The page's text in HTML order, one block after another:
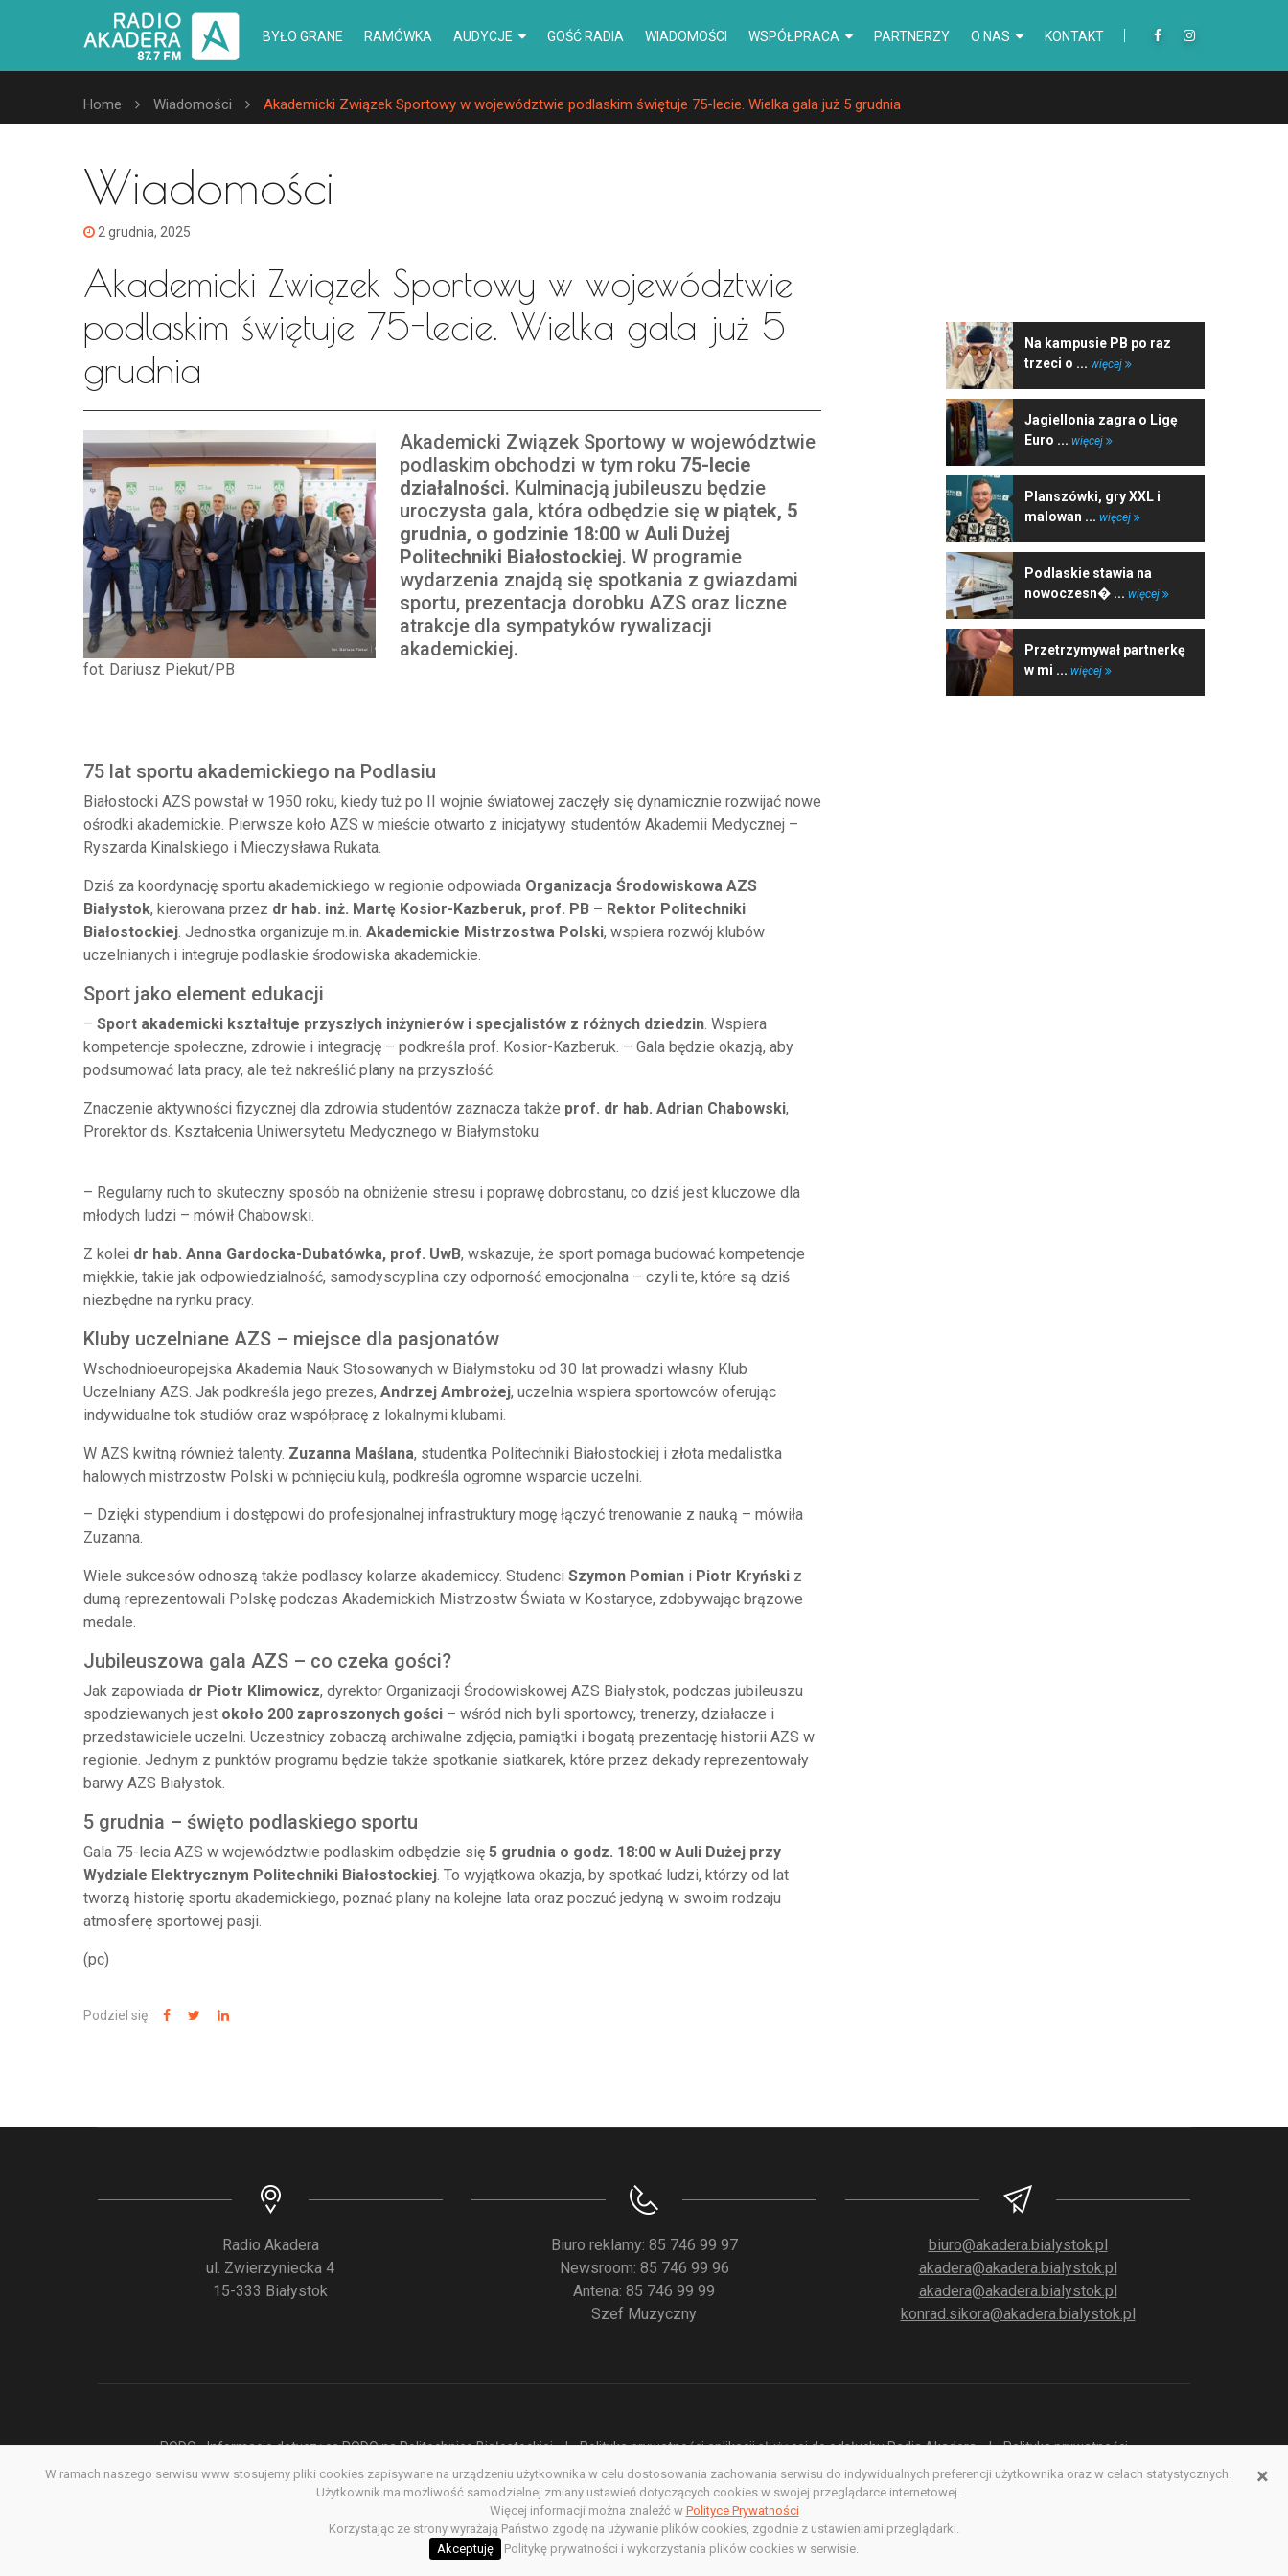
BYŁO GRANE RAMÓWKA AUDYCJE GOŚĆ RADIA WIADOMOŚCI WSPÓŁPRACA PARTNERZY O NAS KONTAKT
Home Wiadomości Akademicki Związek Sportowy w województwie podlaskim świętuje 75-lecie. Wielka gala już 5 grudnia
Wiadomości
2 grudnia, 2025
Akademicki Związek Sportowy w województwie
podlaskim świętuje 75-lecie. Wielka gala już 5
grudnia
fot. Dariusz Piekut/PB
Akademicki Związek Sportowy w województwie
podlaskim obchodzi w tym roku 75-lecie
działalności. Kulminacją jubileuszu będzie
uroczysta gala, która odbędzie się w piątek, 5
grudnia, o godzinie 18:00 w Auli Dużej
Politechniki Białostockiej. W programie
wydarzenia znajdą się spotkania z gwiazdami
sportu, prezentacja dorobku AZS oraz liczne
atrakcje dla sympatyków rywalizacji
akademickiej.
75 lat sportu akademickiego na Podlasiu
Białostocki AZS powstał w 1950 roku, kiedy tuż po II wojnie światowej zaczęły się dynamicznie rozwijać nowe
ośrodki akademickie. Pierwsze koło AZS w mieście otwarto z inicjatywy studentów Akademii Medycznej –
Ryszarda Kinalskiego i Mieczysława Rukata.
Dziś za koordynację sportu akademickiego w regionie odpowiada Organizacja Środowiskowa AZS
Białystok, kierowana przez dr hab. inż. Martę Kosior-Kazberuk, prof. PB – Rektor Politechniki
Białostockiej. Jednostka organizuje m.in. Akademickie Mistrzostwa Polski, wspiera rozwój klubów
uczelnianych i integruje podlaskie środowiska akademickie.
Sport jako element edukacji
– Sport akademicki kształtuje przyszłych inżynierów i specjalistów z różnych dziedzin. Wspiera
kompetencje społeczne, zdrowie i integrację – podkreśla prof. Kosior-Kazberuk. – Gala będzie okazją, aby
podsumować lata pracy, ale też nakreślić plany na przyszłość.
Znaczenie aktywności fizycznej dla zdrowia studentów zaznacza także prof. dr hab. Adrian Chabowski,
Prorektor ds. Kształcenia Uniwersytetu Medycznego w Białymstoku.
– Regularny ruch to skuteczny sposób na obniżenie stresu i poprawę dobrostanu, co dziś jest kluczowe dla
młodych ludzi – mówił Chabowski.
Z kolei dr hab. Anna Gardocka-Dubatówka, prof. UwB, wskazuje, że sport pomaga budować kompetencje
miękkie, takie jak odpowiedzialność, samodyscyplina czy odporność emocjonalna – czyli te, które są dziś
niezbędne na rynku pracy.
Kluby uczelniane AZS – miejsce dla pasjonatów
Wschodnioeuropejska Akademia Nauk Stosowanych w Białymstoku od 30 lat prowadzi własny Klub
Uczelniany AZS. Jak podkreśla jego prezes, Andrzej Ambrożej, uczelnia wspiera sportowców oferując
indywidualne tok studiów oraz współpracę z lokalnymi klubami.
W AZS kwitną również talenty. Zuzanna Maślana, studentka Politechniki Białostockiej i złota medalistka
halowych mistrzostw Polski w pchnięciu kulą, podkreśla ogromne wsparcie uczelni.
– Dzięki stypendium i dostępowi do profesjonalnej infrastruktury mogę łączyć trenowanie z nauką – mówiła
Zuzanna.
Wiele sukcesów odnoszą także podlascy kolarze akademiccy. Studenci Szymon Pomian i Piotr Kryński z
dumą reprezentowali Polskę podczas Akademickich Mistrzostw Świata w Kostaryce, zdobywając brązowe
medale.
Jubileuszowa gala AZS – co czeka gości?
Jak zapowiada dr Piotr Klimowicz, dyrektor Organizacji Środowiskowej AZS Białystok, podczas jubileuszu
spodziewanych jest około 200 zaproszonych gości – wśród nich byli sportowcy, trenerzy, działacze i
przedstawiciele uczelni. Uczestnicy zobaczą archiwalne zdjęcia, pamiątki i bogatą prezentację historii AZS w
regionie. Jednym z punktów programu będzie także spotkanie siatkarek, które przez dekady reprezentowały
barwy AZS Białystok.
5 grudnia – święto podlaskiego sportu
Gala 75-lecia AZS w województwie podlaskim odbędzie się 5 grudnia o godz. 18:00 w Auli Dużej przy
Wydziale Elektrycznym Politechniki Białostockiej. To wyjątkowa okazja, by spotkać ludzi, którzy od lat
tworzą historię sportu akademickiego, poznać plany na kolejne lata oraz poczuć jedyną w swoim rodzaju
atmosferę sportowej pasji.
(pc)
Podziel się:
Na kampusie PB po raz
trzeci o ... więcej
Jagiellonia zagra o Ligę
Euro ... więcej
Planszówki, gry XXL i
malowan ... więcej
Podlaskie stawia na
nowoczesn� ... więcej
Przetrzymywał partnerkę
w mi ... więcej
Radio Akadera
ul. Zwierzyniecka 4
15-333 Białystok
Biuro reklamy: 85 746 99 97
Newsroom: 85 746 99 96
Antena: 85 746 99 99
Szef Muzyczny
biuro@akadera.bialystok.pl
akadera@akadera.bialystok.pl
akadera@akadera.bialystok.pl
konrad.sikora@akadera.bialystok.pl
RODO - Informacje dotyczące RODO na Politechnice Białostockiej Polityka prywatności aplikacji służącej do odsłuchu Radia Akadera
Polityka prywatności
Deklaracja dostępności
Redakcja serwisu www Poprzednia wersja serwisu www
Copyright @ 2022. All rights Reserved
×
W ramach naszego serwisu www stosujemy pliki cookies zapisywane na urządzeniu użytkownika w celu dostosowania zachowania serwisu do indywidualnych preferencji użytkownika oraz w celach statystycznych.
Użytkownik ma możliwość samodzielnej zmiany ustawień dotyczących cookies w swojej przeglądarce internetowej.
Więcej informacji można znaleźć w Polityce Prywatności
Korzystając ze strony wyrażają Państwo zgodę na używanie plików cookies, zgodnie z ustawieniami przeglądarki.
Akceptuję
Politykę prywatności i wykorzystania plików cookies w serwisie.